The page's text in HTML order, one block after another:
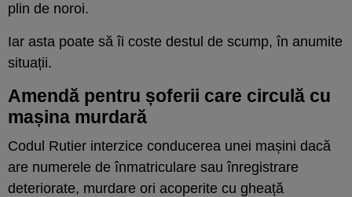
plin de noroi.
Iar asta poate să îi coste destul de scump, în anumite
situații.
Amendă pentru șoferii care circulă cu
mașina murdară
Codul Rutier interzice conducerea unei mașini dacă
are numerele de înmatriculare sau înregistrare
deteriorate, murdare ori acoperite cu gheață